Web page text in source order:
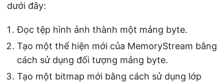
dưới đây:
Đọc tệp hình ảnh thành một mảng byte.
Tạo một thể hiện mới của MemoryStream bằng
cách sử dụng đối tượng mảng byte.
Tạo một bitmap mới bằng cách sử dụng lớp